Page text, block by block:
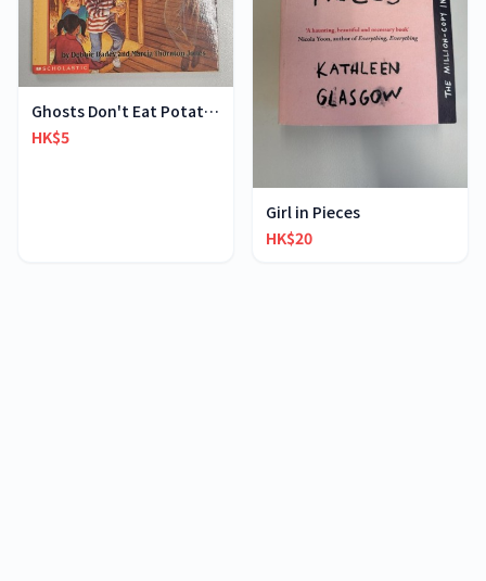
Ghosts Don't Eat Potato Chips
HK$5
Girl in Pieces
HK$20